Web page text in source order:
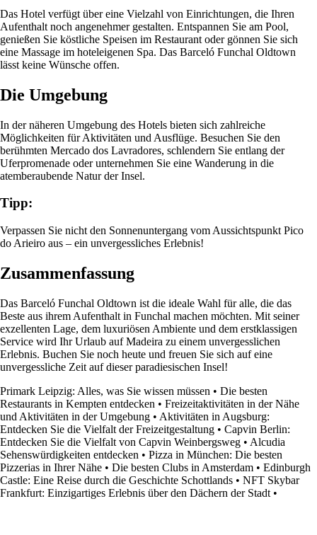
Das Hotel verfügt über eine Vielzahl von Einrichtungen, die Ihren
Aufenthalt noch angenehmer gestalten. Entspannen Sie am Pool,
genießen Sie köstliche Speisen im Restaurant oder gönnen Sie sich
eine Massage im hoteleigenen Spa. Das Barceló Funchal Oldtown
lässt keine Wünsche offen.
Die Umgebung
In der näheren Umgebung des Hotels bieten sich zahlreiche
Möglichkeiten für Aktivitäten und Ausflüge. Besuchen Sie den
berühmten Mercado dos Lavradores, schlendern Sie entlang der
Uferpromenade oder unternehmen Sie eine Wanderung in die
atemberaubende Natur der Insel.
Tipp:
Verpassen Sie nicht den Sonnenuntergang vom Aussichtspunkt Pico
do Arieiro aus – ein unvergessliches Erlebnis!
Zusammenfassung
Das Barceló Funchal Oldtown ist die ideale Wahl für alle, die das
Beste aus ihrem Aufenthalt in Funchal machen möchten. Mit seiner
exzellenten Lage, dem luxuriösen Ambiente und dem erstklassigen
Service wird Ihr Urlaub auf Madeira zu einem unvergesslichen
Erlebnis. Buchen Sie noch heute und freuen Sie sich auf eine
unvergessliche Zeit auf dieser paradiesischen Insel!
Primark Leipzig: Alles, was Sie wissen müssen • Die besten
Restaurants in Kempten entdecken • Freizeitaktivitäten in der Nähe
und Aktivitäten in der Umgebung • Aktivitäten in Augsburg:
Entdecken Sie die Vielfalt der Freizeitgestaltung • Capvin Berlin:
Entdecken Sie die Vielfalt von Capvin Weinbergsweg • Alcudia
Sehenswürdigkeiten entdecken • Pizza in München: Die besten
Pizzerias in Ihrer Nähe • Die besten Clubs in Amsterdam • Edinburgh
Castle: Eine Reise durch die Geschichte Schottlands • NFT Skybar
Frankfurt: Einzigartiges Erlebnis über den Dächern der Stadt •